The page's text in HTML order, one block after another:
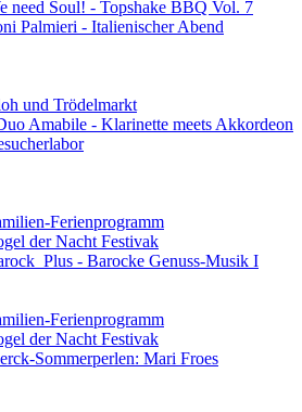
need Soul! - Topshake BBQ Vol. 7
Palmieri - Italienischer Abend
und Trödelmarkt
Amabile - Klarinette meets Akkordeon
Ferienprogramm
der Nacht Festivak
- Barocke Genuss-Musik I
Ferienprogramm
der Nacht Festivak
Sommerperlen: Mari Froes